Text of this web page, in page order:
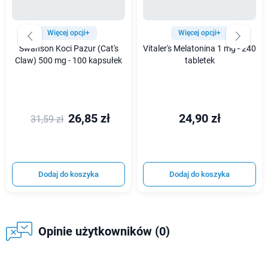
Więcej opcji+
Swanson Koci Pazur (Cat's
Claw) 500 mg - 100 kapsułek
31,59 zł 26,85 zł
Dodaj do koszyka
Więcej opcji+
Vitaler's Melatonina 1 mg - 240
tabletek
24,90 zł
Dodaj do koszyka
Opinie użytkowników (0)